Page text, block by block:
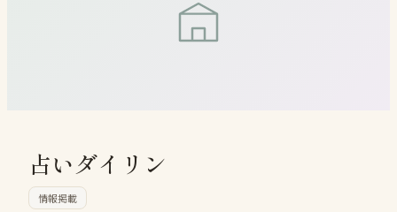
占いダイリン
情報掲載